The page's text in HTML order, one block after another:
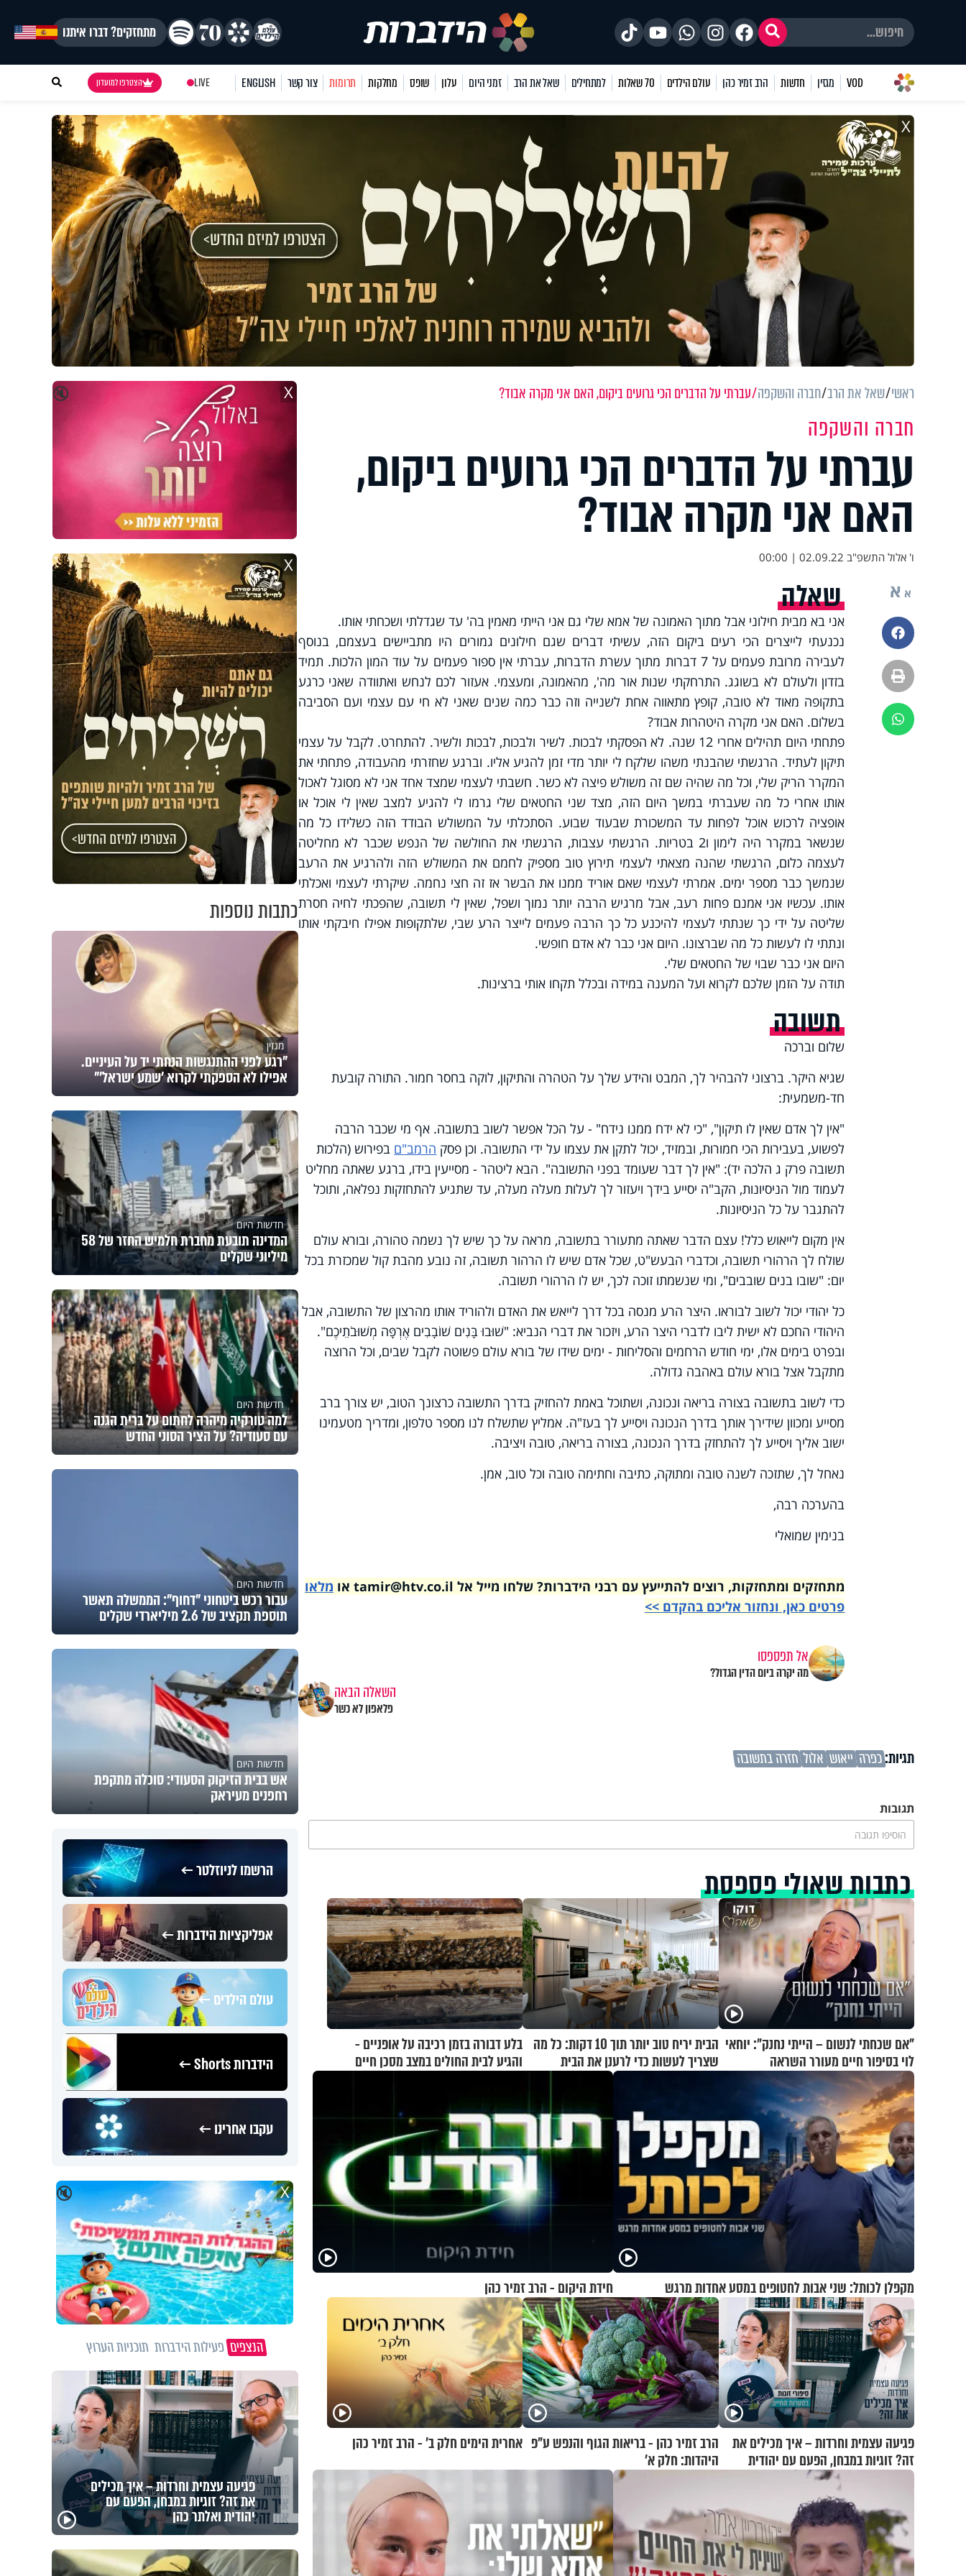
מתחזקים? דברו איתנו
VOD מגזין חדשות הרב זמיר כהן עולם הילדים 70 שאלות למתחילים שאל את הרב זמני היום עלון שופס מחלקות תרומות צור קשר ENGLISH
LIVE הצטרפו למועדון
X
ראשי שאל את הרב חברה והשקפה עברתי על הדברים הכי גרועים ביקום, האם אני מקרה אבוד?
חברה והשקפה
עברתי על הדברים הכי גרועים ביקום,
האם אני מקרה אבוד?
ו' אלול התשפ"ב 02.09.22 | 00:00
א א
פייסבוק
הדפסה
ווטסאפ
שאלה
אני בא מבית חילוני אבל מתוך האמונה של אמא שלי גם אני הייתי מאמין בה' עד שגדלתי ושכחתי אותו.
נכנעתי לייצרים הכי רעים ביקום הזה, עשיתי דברים שגם חילונים גמורים היו מתביישים בעצמם, בנוסף
לעבירה מרובת פעמים על 7 דברות מתוך עשרת הדברות, עברתי אין ספור פעמים על עוד המון הלכות. תמיד
בזדון ולעולם לא בשוגג. התרחקתי שנות אור מה', מהאמונה, ומעצמי. אעזור לכם לנחש ואתוודה שאני כרגע
בתקופה מאוד לא טובה, קופץ מתאווה אחת לשנייה וזה כבר כמה שנים שאני לא חי עם עצמי ועם הסביבה
בשלום. האם אני מקרה היטהרות אבוד?
פתחתי היום תהילים אחרי 12 שנה. לא הפסקתי לבכות. לשיר ולבכות, לבכות ולשיר. להתחרט. לקבל על עצמי
תיקון לעתיד. הרגשתי שהבנתי משהו שלקח לי יותר מדי זמן להגיע אליו. וברגע שחזרתי מהעבודה, פתחתי את
המקרר הריק שלי, וכל מה שהיה שם זה משולש פיצה לא כשר. חשבתי לעצמי שמצד אחד אני לא מסוגל לאכול
אותו אחרי כל מה שעברתי במשך היום הזה, מצד שני החטאים שלי גרמו לי להגיע למצב שאין לי אוכל או
אופציה לרכוש אוכל לפחות עד המשכורת שבעוד שבוע. הסתכלתי על המשולש הבודד הזה כשלידו כל מה
שנשאר במקרר היה לימון ו2 בטריות. הרגשתי עצבות, הרגשתי את החולשה של הנפש שכבר לא מחליטה
לעצמה כלום, הרגשתי שהנה מצאתי לעצמי תירוץ טוב מספיק לחמם את המשולש הזה ולהרגיע את הרעב
שנמשך כבר מספר ימים. אמרתי לעצמי שאם אוריד ממנו את הבשר אז זה חצי נחמה. שיקרתי לעצמי ואכלתי
אותו. עכשיו אני אמנם פחות רעב, אבל מרגיש הרבה יותר נמוך ושפל, שאין לי תשובה, שהפכתי לחיה חסרת
שליטה על ידי כך שנתתי לעצמי להיכנע כל כך הרבה פעמים לייצר הרע שבי, שלתקופות אפילו חיבקתי אותו
ונתתי לו לעשות כל מה שברצונו. היום אני כבר לא אדם חופשי.
היום אני כבר שבוי של החטאים שלי.
תודה על הזמן שלכם לקרוא ועל המענה במידה ובכלל תקחו אותי ברצינות.
תשובה
שלום וברכה
שגיא היקר. ברצוני להבהיר לך, המבט והידע שלך על הטהרה והתיקון, לוקה בחסר חמור. התורה קובעת
חד-משמעית:
"אין לך אדם שאין לו תיקון", "כי לא ידח ממנו נידח" - על הכל אפשר לשוב בתשובה. אף מי שכבר הרבה
לפשוע, בעבירות הכי חמורות, ובמזיד, יכול לתקן את עצמו על ידי התשובה. וכן פסק הרמב"ם בפירוש (הלכות
תשובה פרק ג הלכה יד): "אין לך דבר שעומד בפני התשובה". הבא ליטהר - מסייעין בידו, ברגע שאתה מחליט
לעמוד מול הניסיונות, הקב"ה יסייע בידך ויעזור לך לעלות מעלה מעלה, עד שתגיע להתחזקות נפלאה, ותוכל
להתגבר על כל הניסיונות.
אין מקום לייאוש כלל! עצם הדבר שאתה מתעורר בתשובה, מראה על כך שיש לך נשמה טהורה, ובורא עולם
שולח לך הרהורי תשובה, וכדברי הבעש"ט, שכל אדם שיש לו הרהור תשובה, זה נובע מהבת קול שמכזרת בכל
יום: "שובו בנים שובבים", ומי שנשמתו זוכה לכך, יש לו הרהורי תשובה.
כל יהודי יכול לשוב לבוראו. היצר הרע מנסה בכל דרך לייאש את האדם ולהוריד אותו מהרצון של התשובה, אבל
היהודי החכם לא ישית ליבו לדברי היצר הרע, ויזכור את דברי הנביא: "שׁוּבוּ בָּנִים שׁוֹבָבִים אֶרְפָּה מְשׁוּבֹתֵיכֶם".
ובפרט בימים אלו, ימי חודש הרחמים והסליחות - ימים שידו של בורא עולם פשוטה לקבל שבים, וכל הרוצה
מתקבל אצל בורא עולם באהבה גדולה.
כדי לשוב בתשובה בצורה בריאה ונכונה, ושתוכל באמת להחזיק בדרך התשובה כרצונך הטוב, יש צורך ברב
מסייע ומכוון שידירך אותך בדרך הנכונה ויסייע לך בעז"ה. אמליץ שתשלח לנו מספר טלפון, ומדריך מטעמינו
ישוב אליך ויסייע לך להתחזק בדרך הנכונה, בצורה בריאה, טובה ויציבה.
נאחל לך, שתזכה לשנה טובה ומתוקה, כתיבה וחתימה טובה וכל טוב, אמן.
בהערכה רבה,
בנימין שמואלי
מתחזקים ומתחזקות, רוצים להתייעץ עם רבני הידברות? שלחו מייל אל tamir@htv.co.il או
מלאו
פרטים כאן, ונחזור אליכם בהקדם >>
אל תפספסו
מה יקרה ביום הדין הגדול?
השאלה הבאה
פלאפון לא כשר
תגיות:כפרה ייאוש אלול חזרה בתשובה
תגובות
הוסיפו תגובה
כתבות שאולי פספסת
"אם שכחתי לנשום – הייתי נחנק": יוחאי
לוי בסיפור חיים מעורר השראה
הבית יריח טוב יותר תוך 10 דקות: כל מה
שצריך לעשות כדי לרענן את הבית
בלע דבורה בזמן רכיבה על אופניים -
והגיע לבית החולים במצב מסכן חיים
מקפלן לכותל: שני אבות לחטופים במסע אחדות מרגש חידת היקום - הרב זמיר כהן
פגיעה עצמית וחרדות – איך מכילים את
זה? זוגיות במבחן, הפעם עם יהודית
ואלתר כהן
הרב זמיר כהן - בריאות הגוף והנפש ע"פ
היהדות: חלק א’
אחרית הימים חלק ב’ - הרב זמיר כהן
🔇 X
X
כתבות נוספות
מגזין
"רגע לפני ההתנגשות הנחתי יד על העיניים.
אפילו לא הספקתי לקרוא 'שמע ישראל'"
חדשות היום
המדינה תובעת מחברת חלמיש החזר של 58
מיליוני שקלים
חדשות היום
למה טורקיה מיהרה לחתום על ברית הגנה
עם סעודיה? על הציר הסוני החדש
חדשות היום
עבור רכש ביטחוני "דחוף": הממשלה תאשר
תוספת תקציב של 2.6 מיליארדי שקלים
חדשות היום
אש בבית הזיקוק הסעודי: סוכלה מתקפת
רחפנים מעיראק
הרשמו לניוזלטר ←
אפליקציות הידברות ←
עולם הילדים ←
הידברות Shorts ←
עקבו אחרינו ←
🔇 X
הנצפיםפעילות הידברות תוכניות הערוץ
1 מזוזות, ציציות וספרים מחזקים:
המיזם שיביא שמירה רוחנית לאלפי
חיילי צה"ל